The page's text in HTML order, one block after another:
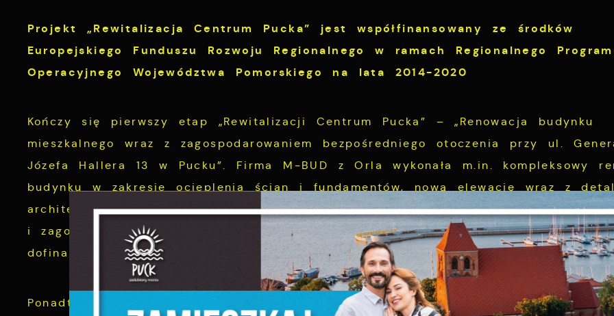
Projekt „Rewitalizacja Centrum Pucka” jest współfinansowany ze środków
Europejskiego Funduszu Rozwoju Regionalnego w ramach Regionalnego
Operacyjnego Województwa Pomorskiego na lata 2014-2020
Kończy się pierwszy etap „Rewitalizacji Centrum Pucka” – „Renowacja budynku
mieszkalnego wraz z zagospodarowaniem bezpośredniego otoczenia przy ul.
Józefa Hallera 13 w Pucku”. Firma M-BUD z Orla wykonała m.in. kompleksowy
budynku w zakresie ocieplenia ścian i fundamentów, nową elewację wraz z
architektonicznymi, wymieniła pokrycie dachowe, wyremontowała klatkę schodową
i zagospodarowała na nowo otoczenie budynku. Koszt inwestycji to ok. 550 tys.
dofinansowaniu w wysokości ok. 280 tys. zł.
Ponadto trwają prace budowlane przy inwestycji „Utworzenie Puckiego Centrum
Ustawienia
Szanujemy Twoją prywatność. Możesz zmienić ustawienia
cookies lub zaakceptować je wszystkie. W dowolnym
momencie możesz dokonać zmiany swoich ustawień.